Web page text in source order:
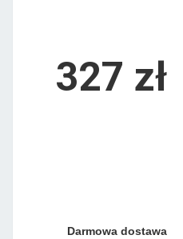
327 zł
Darmowa dostawa